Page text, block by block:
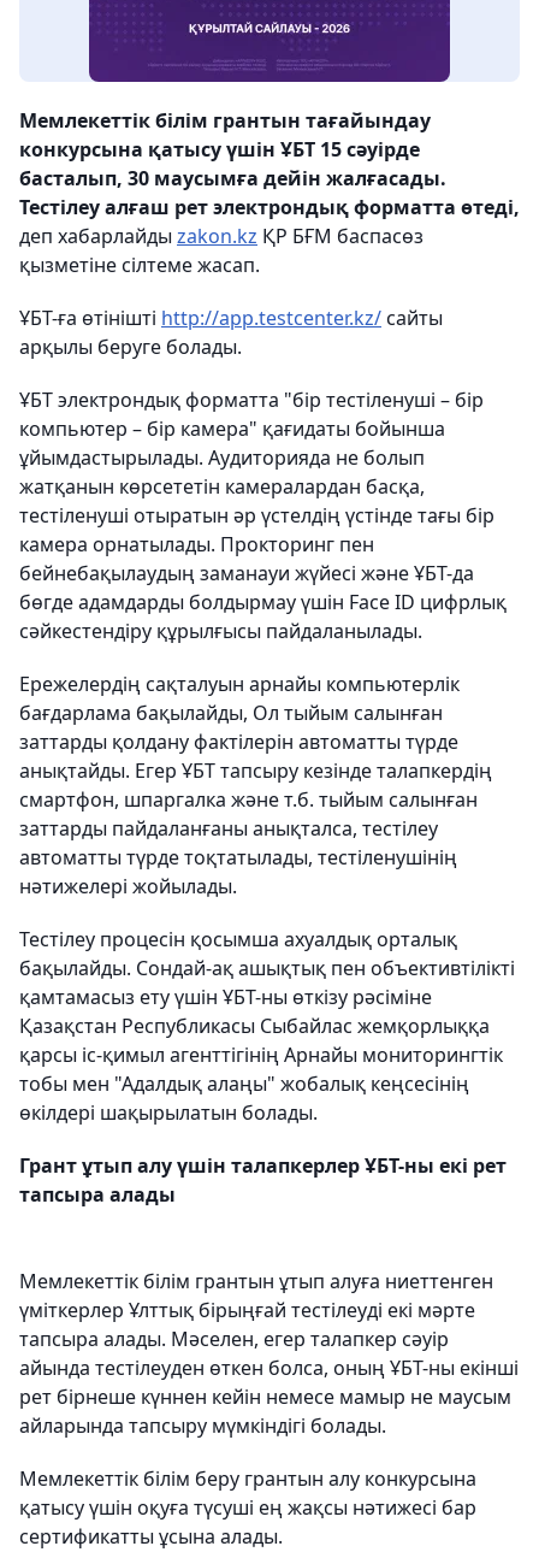
Мемлекеттік білім грантын тағайындау
конкурсына қатысу үшін ҰБТ 15 сәуірде
басталып, 30 маусымға дейін жалғасады.
Тестілеу алғаш рет электрондық форматта өтеді,
деп хабарлайды zakon.kz ҚР БҒМ баспасөз
қызметіне сілтеме жасап.
ҰБТ-ға өтінішті http://app.testcenter.kz/сайты
арқылы беруге болады.
ҰБТ электрондық форматта "бір тестіленуші – бір
компьютер – бір камера" қағидаты бойынша
ұйымдастырылады. Аудиторияда не болып
жатқанын көрсететін камералардан басқа,
тестіленуші отыратын әр үстелдің үстінде тағы бір
камера орнатылады. Прокторинг пен
бейнебақылаудың заманауи жүйесі және ҰБТ-да
бөгде адамдарды болдырмау үшін Face ID цифрлық
сәйкестендіру құрылғысы пайдаланылады.
Ережелердің сақталуын арнайы компьютерлік
бағдарлама бақылайды, Ол тыйым салынған
заттарды қолдану фактілерін автоматты түрде
анықтайды. Егер ҰБТ тапсыру кезінде талапкердің
смартфон, шпаргалка және т.б. тыйым салынған
заттарды пайдаланғаны анықталса, тестілеу
автоматты түрде тоқтатылады, тестіленушінің
нәтижелері жойылады.
Тестілеу процесін қосымша ахуалдық орталық
бақылайды. Сондай-ақ ашықтық пен объективтілікті
қамтамасыз ету үшін ҰБТ-ны өткізу рәсіміне
Қазақстан Республикасы Сыбайлас жемқорлыққа
қарсы іс-қимыл агенттігінің Арнайы мониторингтік
тобы мен "Адалдық алаңы" жобалық кеңсесінің
өкілдері шақырылатын болады.
Грант ұтып алу үшін талапкерлер ҰБТ-ны екі рет
тапсыра алады
Мемлекеттік білім грантын ұтып алуға ниеттенген
үміткерлер Ұлттық бірыңғай тестілеуді екі мәрте
тапсыра алады. Мәселен, егер талапкер сәуір
айында тестілеуден өткен болса, оның ҰБТ-ны екінші
рет бірнеше күннен кейін немесе мамыр не маусым
айларында тапсыру мүмкіндігі болады.
Мемлекеттік білім беру грантын алу конкурсына
қатысу үшін оқуға түсуші ең жақсы нәтижесі бар
сертификатты ұсына алады.